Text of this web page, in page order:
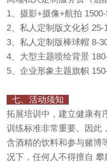
1、摄影+摄像+航拍
2、私人定制版文化衫 25-
3、私人定制版棒球帽 8-
4、大型主题喷绘背景
5、企业形象主题旗帜
七、活动须知
拓展培训中，建立健康有
训练标准非常重要。因此
含酒精的饮料和参与赌博
况下，任何人不得擅自